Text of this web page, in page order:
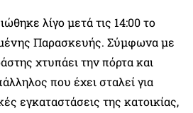
λίγο μετά τις 14:00 το
Παρασκευής. Σύμφωνα με
χτυπάει την πόρτα και
που έχει σταλεί για
εγκαταστάσεις της κατοικίας,